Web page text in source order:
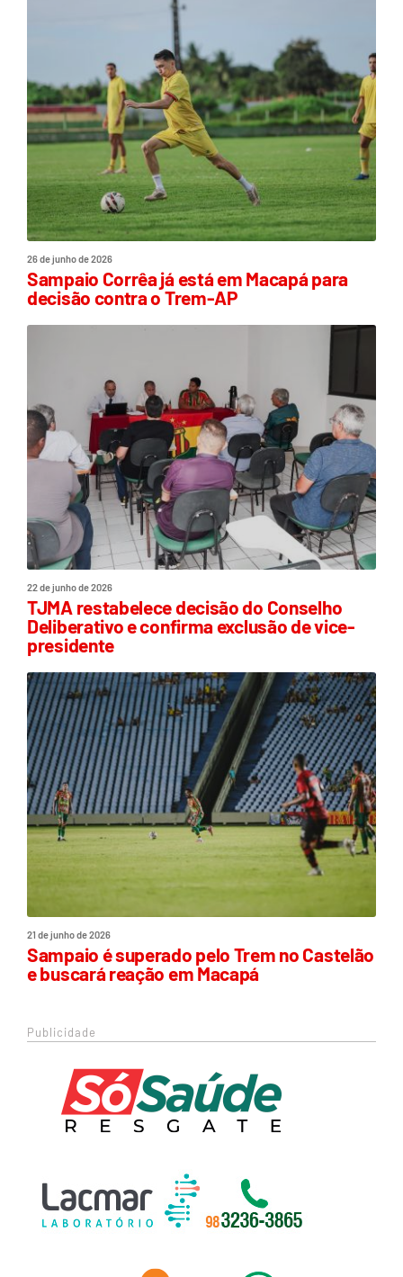
26 de junho de 2026
Sampaio Corrêa já está em Macapá para
decisão contra o Trem-AP
22 de junho de 2026
TJMA restabelece decisão do Conselho
Deliberativo e confirma exclusão de vice-
presidente
21 de junho de 2026
Sampaio é superado pelo Trem no Castelão
e buscará reação em Macapá
Publicidade